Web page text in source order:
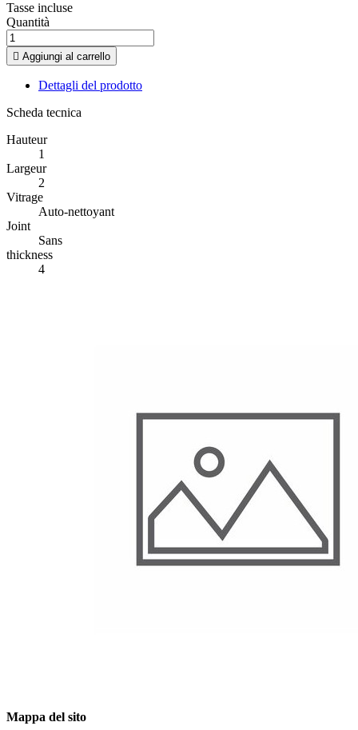
Tasse incluse
Quantità
 Aggiungi al carrello
Dettagli del prodotto
Scheda tecnica
Hauteur
1
Largeur
2
Vitrage
Auto-nettoyant
Joint
Sans
thickness
4
Mappa del sito